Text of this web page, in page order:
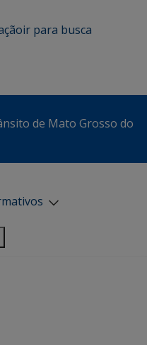
ir para busca
de Mato Grosso do